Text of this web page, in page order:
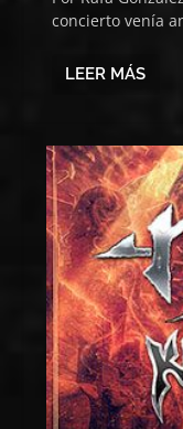
concierto venía
LEER MÁS